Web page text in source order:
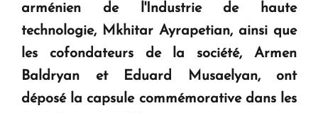
Le premier hôtel Hyatt Regency d'Arménie
ouvrira ses portes à Dilijan
arménien de l'Industrie de haute
technologie, Mkhitar Ayrapetian, ainsi que
les cofondateurs de la société, Armen
Baldryan et Eduard Musaelyan, ont
déposé la capsule commémorative dans les